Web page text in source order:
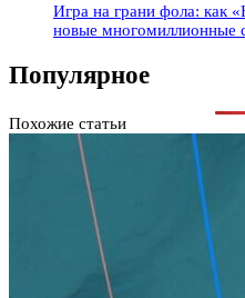
Игра на грани фола: как
новые многомиллионные
Популярное
Похожие статьи